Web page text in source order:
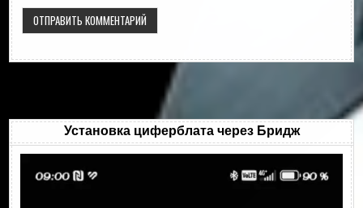
Установка циферблата через Бридж